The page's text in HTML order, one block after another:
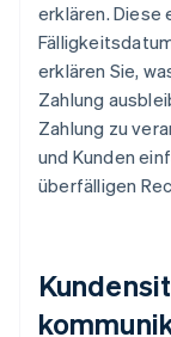
erklären. Diese
erklären Sie,
Zahlung
Zahlung zu
und Kunden
überfälligen